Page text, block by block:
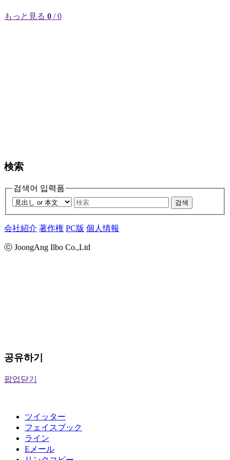
もっと見る 0 / 0
検索
검색어 입력폼
검색
会社紹介 著作権 PC版 個人情報
ⓒ JoongAng Ilbo Co.,Ltd
공유하기
팝업닫기
ツイッター
フェイスブック
ライン
Eメール